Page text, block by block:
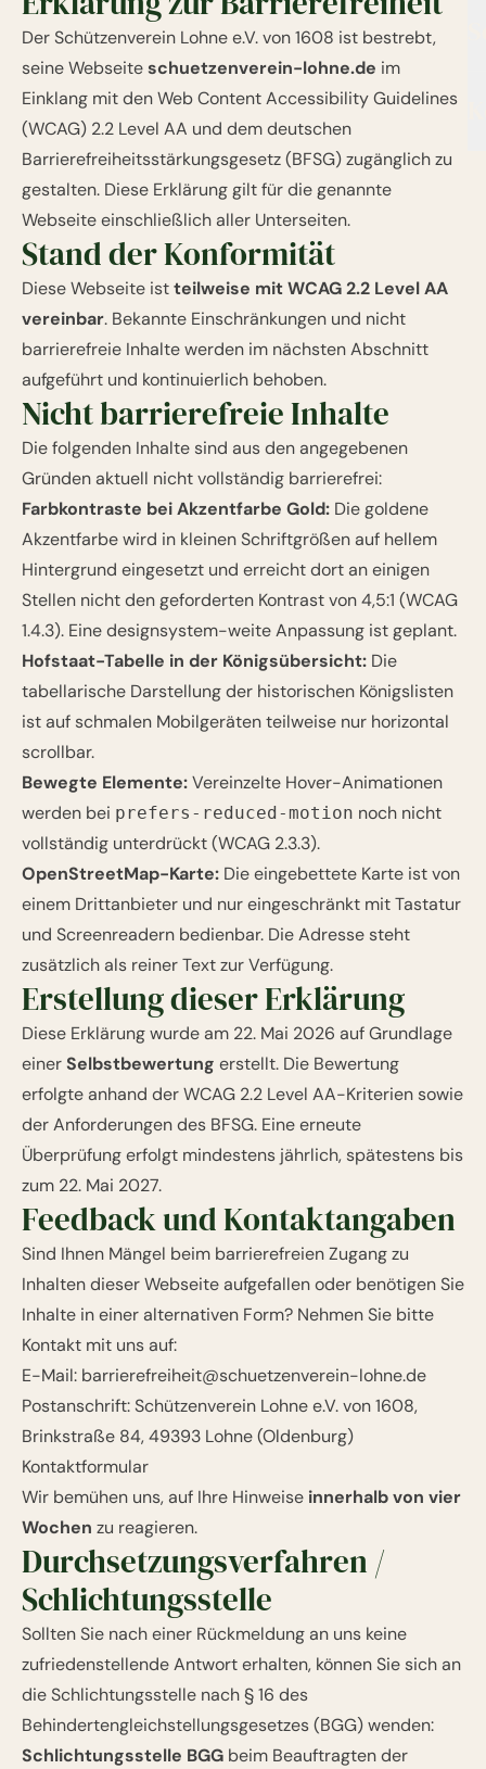
Der Schützenverein Lohne e.V. von 1608 ist bestrebt,
seine Webseiteschuetzenverein-lohne.de im
Einklang mit den Web Content Accessibility Guidelines
(WCAG) 2.2 Level AA und dem deutschen
Barrierefreiheitsstärkungsgesetz (BFSG) zugänglich zu
gestalten. Diese Erklärung gilt für die genannte
Webseite einschließlich aller Unterseiten.
Stand der Konformität
Diese Webseite istteilweise mit WCAG 2.2 Level AA
vereinbar. Bekannte Einschränkungen und nicht
barrierefreie Inhalte werden im nächsten Abschnitt
aufgeführt und kontinuierlich behoben.
Nicht barrierefreie Inhalte
Die folgenden Inhalte sind aus den angegebenen
Gründen aktuell nicht vollständig barrierefrei:
Farbkontraste bei Akzentfarbe Gold: Die goldene
Akzentfarbe wird in kleinen Schriftgrößen auf hellem
Hintergrund eingesetzt und erreicht dort an einigen
Stellen nicht den geforderten Kontrast von 4,5:1 (WCAG
1.4.3). Eine designsystem-weite Anpassung ist geplant.
Hofstaat-Tabelle in der Königsübersicht: Die
tabellarische Darstellung der historischen Königslisten
ist auf schmalen Mobilgeräten teilweise nur horizontal
scrollbar.
Bewegte Elemente:Vereinzelte Hover-Animationen
werden bei prefers-reduced-motion noch nicht
vollständig unterdrückt (WCAG 2.3.3).
OpenStreetMap-Karte: Die eingebettete Karte ist von
einem Drittanbieter und nur eingeschränkt mit Tastatur
und Screenreadern bedienbar. Die Adresse steht
zusätzlich als reiner Text zur Verfügung.
Erstellung dieser Erklärung
Diese Erklärung wurde am 22. Mai 2026 auf Grundlage
einerSelbstbewertung erstellt. Die Bewertung
erfolgte anhand der WCAG 2.2 Level AA-Kriterien sowie
der Anforderungen des BFSG. Eine erneute
Überprüfung erfolgt mindestens jährlich, spätestens bis
zum 22. Mai 2027.
Feedback und Kontaktangaben
Sind Ihnen Mängel beim barrierefreien Zugang zu
Inhalten dieser Webseite aufgefallen oder benötigen Sie
Inhalte in einer alternativen Form? Nehmen Sie bitte
Kontakt mit uns auf:
E-Mail: barrierefreiheit@schuetzenverein-lohne.de
Postanschrift: Schützenverein Lohne e.V. von 1608,
Brinkstraße 84, 49393 Lohne (Oldenburg)
Kontaktformular
Wir bemühen uns, auf Ihre Hinweise innerhalb von vier
Wochen zu reagieren.
Durchsetzungsverfahren /
Schlichtungsstelle
Sollten Sie nach einer Rückmeldung an uns keine
zufriedenstellende Antwort erhalten, können Sie sich an
die Schlichtungsstelle nach § 16 des
Behindertengleichstellungsgesetzes (BGG) wenden:
Schlichtungsstelle BGG beim Beauftragten der